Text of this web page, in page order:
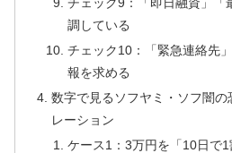
チェック9：「即日融資」「
調している
チェック10：「緊急連絡先
報を求める
数字で見るソフヤミ・ソフ闇の
レーション
ケース1：3万円を「10日で